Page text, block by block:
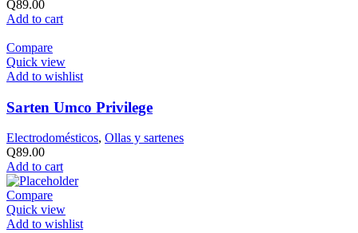
Q89.00
Add to cart
Compare
Quick view
Add to wishlist
Sarten Umco Privilege
Electrodomésticos, Ollas y sartenes
Q89.00
Add to cart
Compare
Quick view
Add to wishlist